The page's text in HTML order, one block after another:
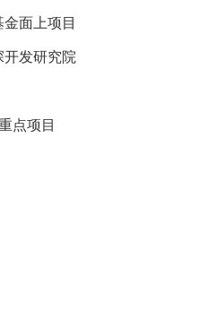
面上项目
发研究院
点项目